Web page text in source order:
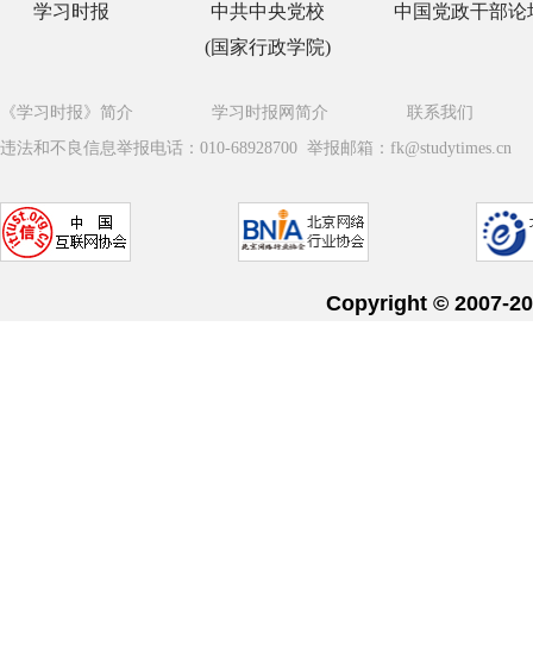
学习时报
中共中央党校
(国家行政学院)
中国党政干部论
《学习时报》简介 学习时报网简介
联系我们
违法和不良信息举报电话：010-68928700 举报邮箱：fk@studytimes.cn
Copyright © 2007-